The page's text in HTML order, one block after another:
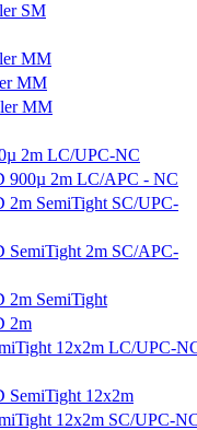
SM
MM
MM
MM
2m LC/UPC-NC
900µ 2m LC/APC - NC
2m SemiTight SC/UPC-
SemiTight 2m SC/APC-
2m SemiTight
2m
12x2m LC/UPC-
SemiTight 12x2m
12x2m SC/UPC-